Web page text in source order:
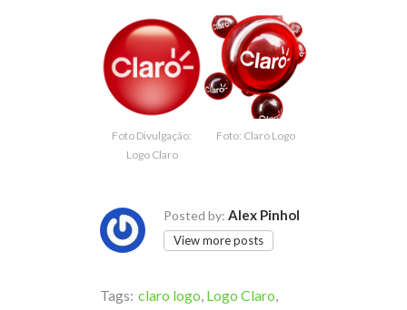
Foto Divulgação:
Logo Claro
Foto: Claro Logo
Posted by: Alex Pinhol
View more posts
Tags: claro logo Logo Claro